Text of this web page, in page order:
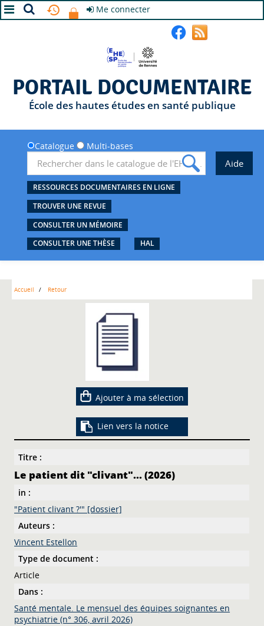
Me connecter
PORTAIL DOCUMENTAIRE
École des hautes études en santé publique
Catalogue Multi-bases
RESSOURCES DOCUMENTAIRES EN LIGNE
TROUVER UNE REVUE
CONSULTER UN MÉMOIRE
CONSULTER UNE THÈSE
HAL
Accueil Retour
Ajouter à ma sélection
Lien vers la notice
Titre :
Le patient dit "clivant"... (2026)
in :
"Patient clivant ?'" [dossier]
Auteurs :
Vincent Estellon
Type de document :
Article
Dans :
Santé mentale. Le mensuel des équipes soignantes en
psychiatrie (n° 306, avril 2026)